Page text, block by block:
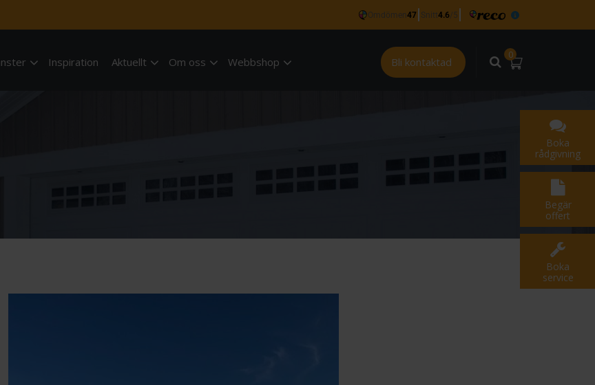
Boka
rådgivning
Begär
offert
Boka
service
Inspiration Aktuellt Om oss Webbshop Bli kontaktad
0